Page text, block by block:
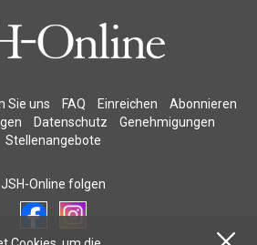
Sie uns FAQ Einreichen
Abonnieren
Datenschutz
Genehmigungen
Stellenangebote
JSH-Online folgen